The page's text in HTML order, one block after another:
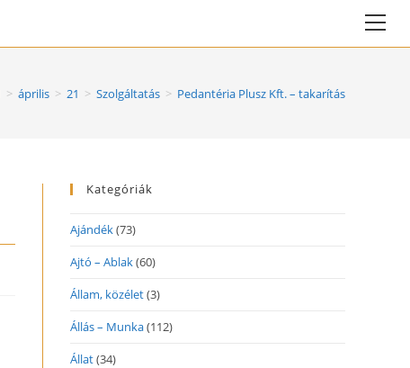
> április > 21 > Szolgáltatás > Pedantéria Plusz Kft. – takarítás
Kategóriák
Ajándék(73)
Ajtó – Ablak(60)
Állam, közélet(3)
Állás – Munka(112)
Állat(34)